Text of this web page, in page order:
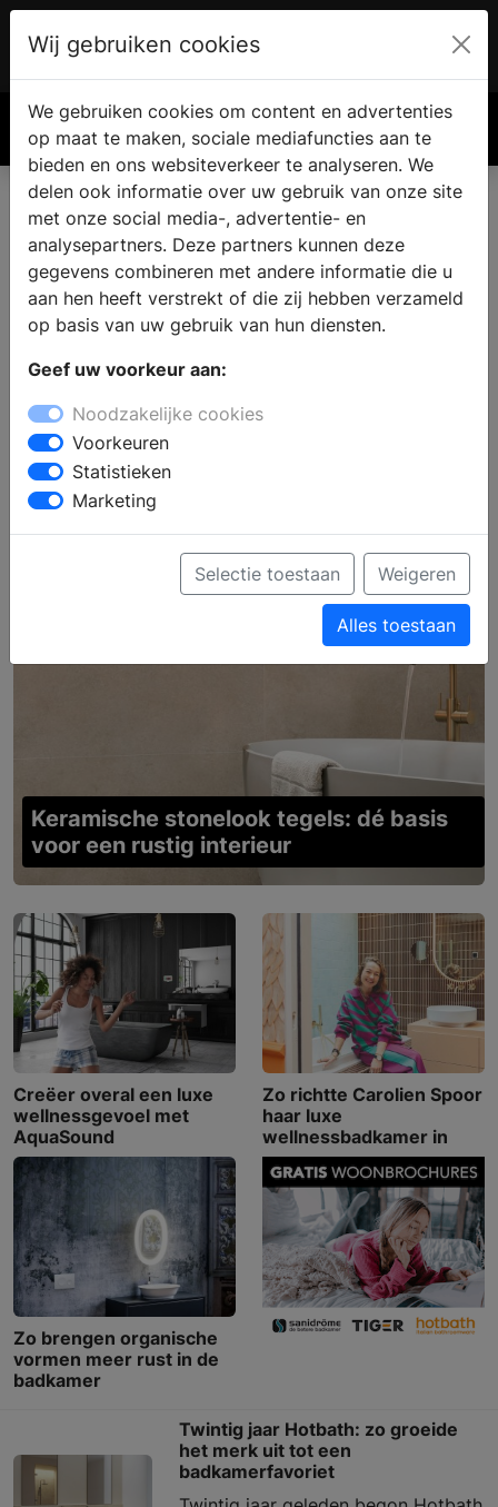
€ 0.00
Badkamer inspiratie online magazine
UW Badkamer magazine: de nieuwste
editie ligt klaar!
Keramische stonelook tegels: dé basis
voor een rustig interieur
Creëer overal een luxe
wellnessgevoel met
AquaSound
Zo richtte Carolien Spoor
haar luxe
wellnessbadkamer in
Zo brengen organische
vormen meer rust in de
badkamer
Twintig jaar Hotbath: zo groeide
het merk uit tot een
badkamerfavoriet
Wij gebruiken cookies
We gebruiken cookies om content en advertenties
op maat te maken, sociale mediafuncties aan te
bieden en ons websiteverkeer te analyseren. We
delen ook informatie over uw gebruik van onze site
met onze social media-, advertentie- en
analysepartners. Deze partners kunnen deze
gegevens combineren met andere informatie die u
aan hen heeft verstrekt of die zij hebben verzameld
op basis van uw gebruik van hun diensten.
Geef uw voorkeur aan:
Noodzakelijke cookies
Voorkeuren
Statistieken
Marketing
Selectie toestaan Weigeren
Alles toestaan